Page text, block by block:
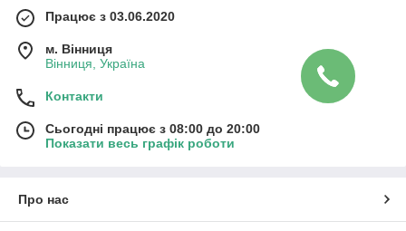
Працює з 03.06.2020
м. Вінниця
Вінниця, Україна
Контакти
Сьогодні працює з 08:00 до 20:00
Показати весь графік роботи
Про нас